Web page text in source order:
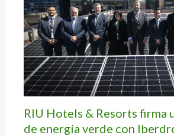
RIU Hotels & Resorts firma
de energía verde con